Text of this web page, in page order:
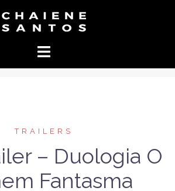
TRAILERS
– Duologia O
Fantasma